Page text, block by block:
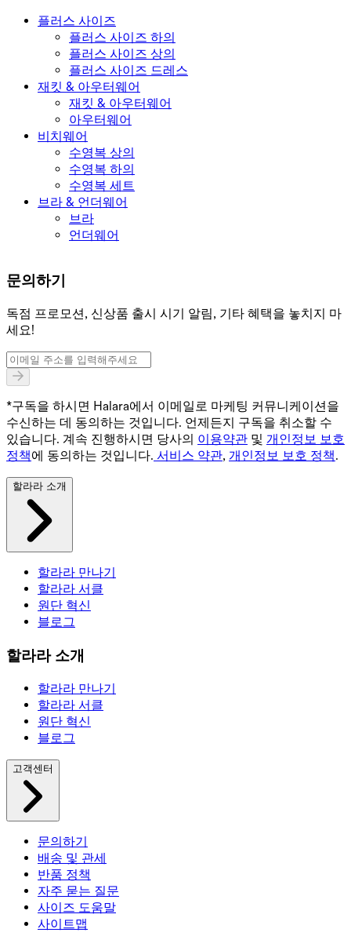
플러스 사이즈
플러스 사이즈 하의
플러스 사이즈 상의
플러스 사이즈 드레스
재킷 & 아우터웨어
재킷 & 아우터웨어
아우터웨어
비치웨어
수영복 상의
수영복 하의
수영복 세트
브라 & 언더웨어
브라
언더웨어
문의하기
독점 프로모션, 신상품 출시 시기 알림, 기타 혜택을 놓치지 마
세요!
*구독을 하시면 Halara에서 이메일로 마케팅 커뮤니케이션을
수신하는 데 동의하는 것입니다. 언제든지 구독을 취소할 수
있습니다. 계속 진행하시면 당사의 이용약관 및 개인정보 보호
정책에 동의하는 것입니다. 서비스 약관, 개인정보 보호 정책.
할라라 소개
할라라 만나기
할라라 서클
원단 혁신
블로그
할라라 소개
할라라 만나기
할라라 서클
원단 혁신
블로그
고객센터
문의하기
배송 및 관세
반품 정책
자주 묻는 질문
사이즈 도움말
사이트맵